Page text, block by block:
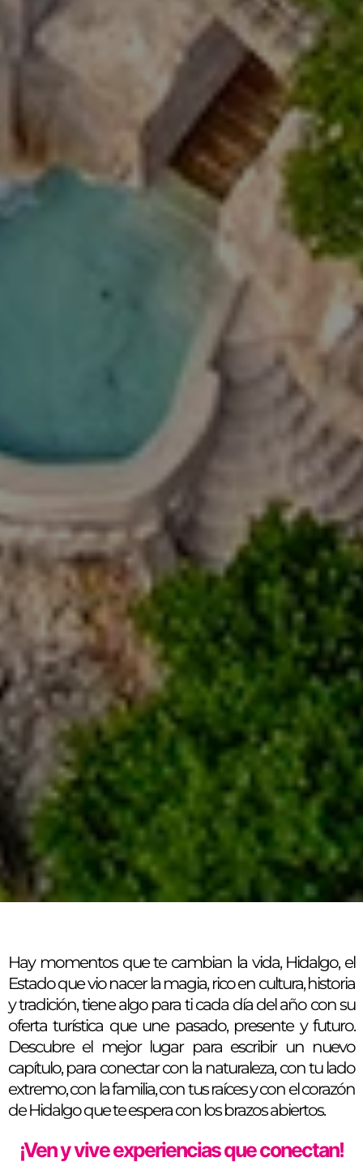
Hay momentos que te cambian la vida, Hidalgo, el
Estado que vio nacer la magia, rico en cultura, historia
y tradición, tiene algo para ti cada día del año con su
oferta turística que une pasado, presente y futuro.
Descubre el mejor lugar para escribir un nuevo
capítulo, para conectar con la naturaleza, con tu lado
extremo, con la familia, con tus raíces y con el corazón
de Hidalgo que te espera con los brazos abiertos.
¡Ven y vive experiencias que conectan!